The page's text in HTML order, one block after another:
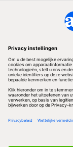
Volg ons
Redactionele partner
Algemene Voorwaarden